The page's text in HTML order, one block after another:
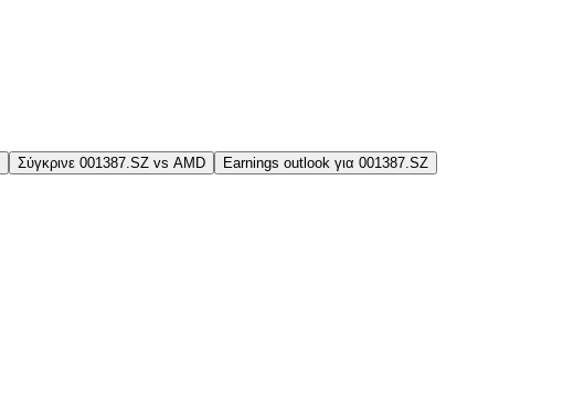
Σύγκρινε 001387.SZ vs AMD Earnings outlook για 001387.SZ